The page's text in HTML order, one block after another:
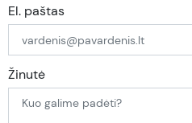
El. paštas
Žinutė